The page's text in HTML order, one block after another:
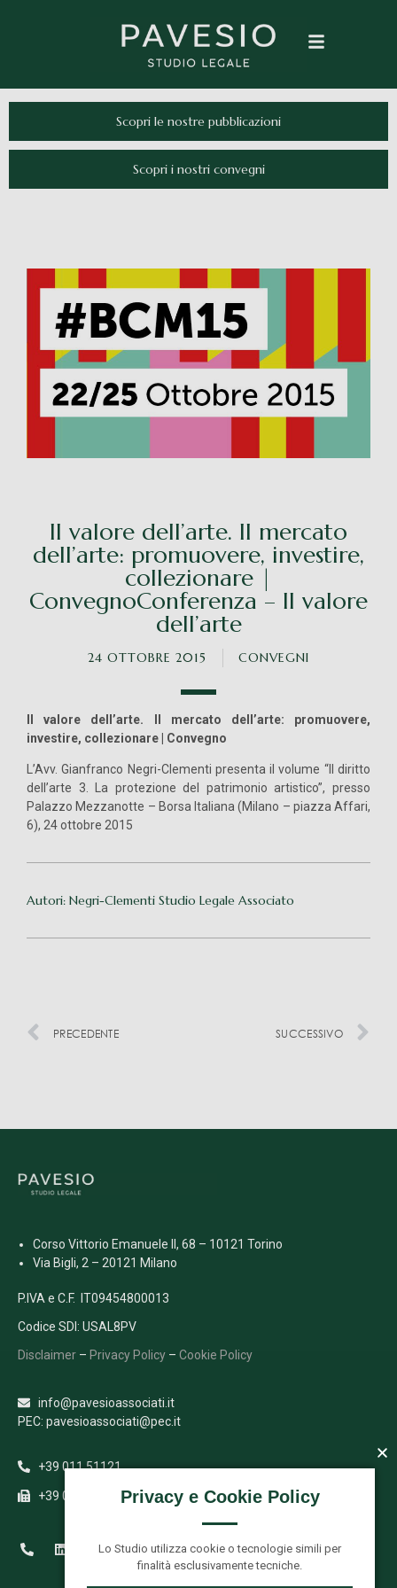
Scopri le nostre pubblicazioni
Scopri i nostri convegni
Il valore dell’arte. Il mercato
dell’arte: promuovere, investire,
collezionare |
ConvegnoConferenza – Il valore
dell’arte
24 OTTOBRE 2015 CONVEGNI
Il valore dell’arte. Il mercato dell’arte: promuovere,
investire, collezionare | Convegno
L’Avv. Gianfranco Negri-Clementi presenta il volume “Il diritto
dell’arte 3. La protezione del patrimonio artistico”, presso
Palazzo Mezzanotte – Borsa Italiana (Milano – piazza Affari,
6), 24 ottobre 2015
Autori: Negri-Clementi Studio Legale Associato
PRECEDENTE SUCCESSIVO
Corso Vittorio Emanuele II, 68 – 10121 Torino
Via Bigli, 2 – 20121 Milano
P.IVA e C.F. IT09454800013
Codice SDI: USAL8PV
Disclaimer – Privacy Policy – Cookie Policy
info@pavesioassociati.it
PEC: pavesioassociati@pec.it
+39 011 51121
+39 011 5112333Privacy e Cookie Policy
Lo Studio utilizza cookie o tecnologie simili per
finalità esclusivamente tecniche.